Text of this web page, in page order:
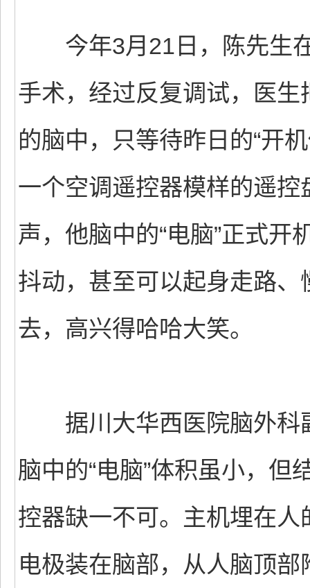
今年3月21日，陈先生在
手术，经过反复调试，医生
的脑中，只等待昨日的“开
一个空调遥控器模样的遥控
声，他脑中的“电脑”正式
抖动，甚至可以起身走路
去，高兴得哈哈大笑。
据川大华西医院脑外科
脑中的“电脑”体积虽小，
控器缺一不可。主机埋在
电极装在脑部，从人脑顶